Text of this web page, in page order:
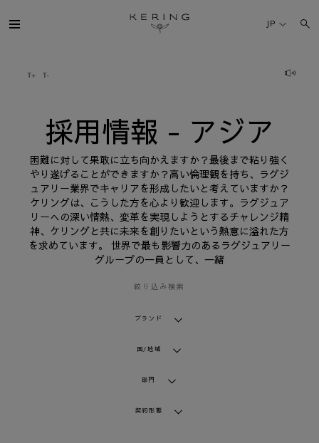
用
情
サステナビリティ
FINANCE
採用情報
JP
採用情報 - アジア
困難に対して果敢に立ち向かえますか？最後まで粘り強く
やり遂げることができますか？高い倫理観を持ち、ラグジ
ュアリー業界でキャリアを形成したいと考えていますか？
ケリングは、こうした方を心より歓迎します。ラグジュア
リーへの深い情熱、変革を実現しようとするチャレンジ精
神、ケリングと共に未来を創りたいという熱意に溢れた方
を求めています。 世界で最も影響力のあるラグジュアリー
グループの一員として、一緒
絞り込み検索
ブランド
国/地域
部門
契約形態